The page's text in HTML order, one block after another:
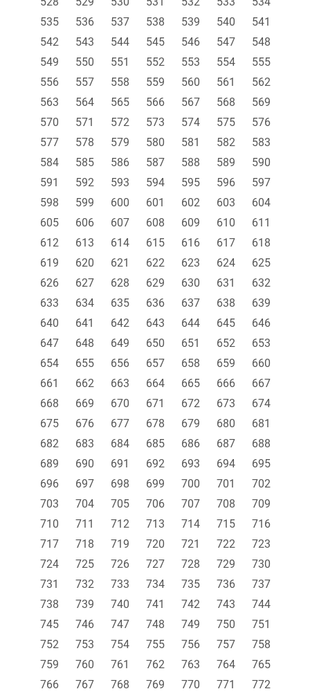
535
536 537 538 539 540
541
542
543 544 545 546 547
548
549
550 551 552 553 554
555
556
557 558 559 560 561
562
563
564 565 566 567 568
569
570
571 572 573 574 575
576
577
578 579 580 581 582
583
584
585 586 587 588 589
590
591
592 593 594 595 596
597
598
599 600 601 602 603
604
605
606 607 608 609 610
611
612
613 614 615 616 617
618
619
620 621 622 623 624
625
626
627 628 629 630 631
632
633
634 635 636 637 638
639
640
641 642 643 644 645
646
647
648 649 650 651 652
653
654
655 656 657 658 659
660
661
662 663 664 665 666
667
668
669 670 671 672 673
674
675
676 677 678 679 680
681
682
683 684 685 686 687
688
689
690 691 692 693 694
695
696
697 698 699 700 701
702
703
704 705 706 707 708
709
710
711 712 713 714 715
716
717
718 719 720 721 722
723
724
725 726 727 728 729
730
731
732 733 734 735 736
737
738
739 740 741 742 743
744
745
746 747 748 749 750
751
752
753 754 755 756 757
758
759
760 761 762 763 764
765
766
767 768 769 770 771
772